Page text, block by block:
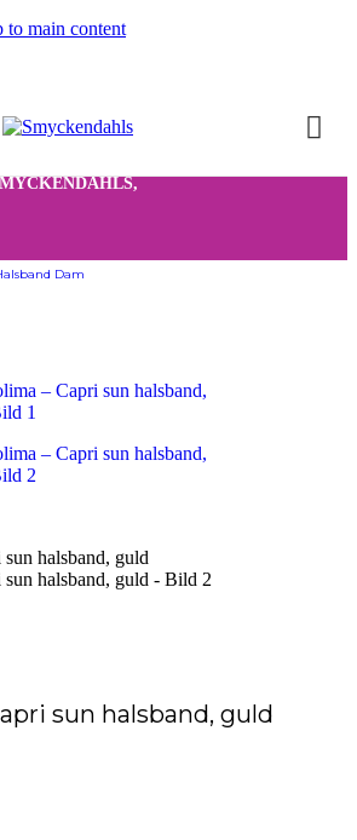
to main content
Dam
sun halsband, guld